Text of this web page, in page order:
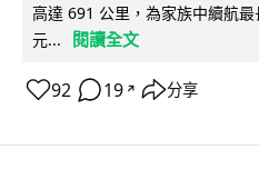
高達 691 公里，為家族中續航
元...
閱讀全文
92 19 ↗ 分享